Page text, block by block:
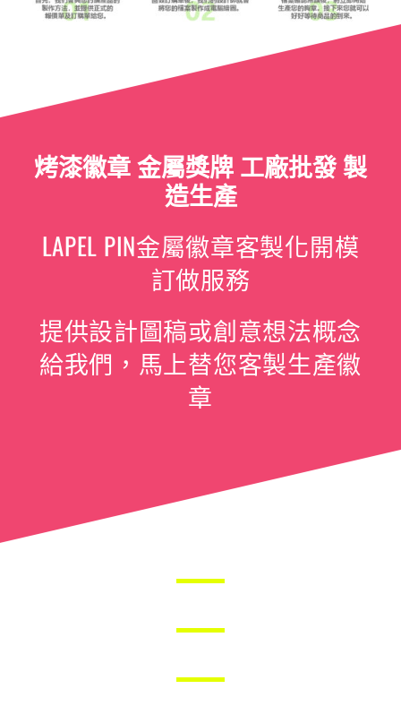
烤漆徽章 金屬獎牌 工廠批發 製
造生產
LAPEL PIN金屬徽章客製化開模
訂做服務
提供設計圖稿或創意想法概念
給我們，馬上替您客製生產徽
章